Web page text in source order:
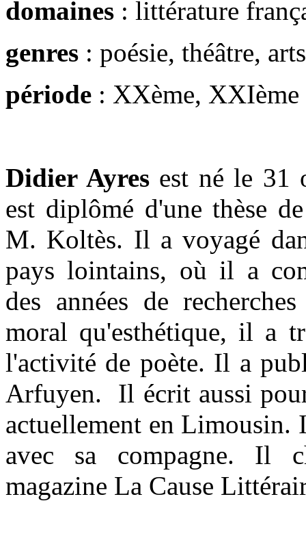
domaines : littérature
genres : poésie, théâtre, arts
période : XXème, XXIème
Didier Ayresest né le 31
est diplômé d'une thèse
M. Koltès. Il a voyagé
pays lointains, où il a
des années de
moral qu'esthétique, il a
l'activité de poète. Il a
Arfuyen. Il écrit aussi
actuellement en
avec sa compagne. Il
magazine La Cause